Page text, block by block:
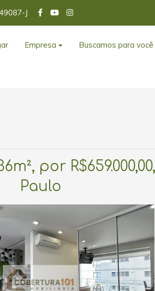
J
Empresa Buscamos para você
por
Paulo